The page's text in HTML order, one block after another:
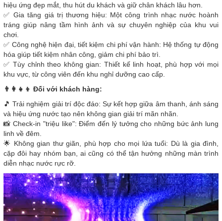
hiệu ứng đẹp mắt, thu hút du khách và giữ chân khách lâu hơn.
✅ Gia tăng giá trị thương hiệu: Một công trình nhạc nước hoành
tráng giúp nâng tầm hình ảnh và sự chuyên nghiệp của khu vui
chơi.
✅ Công nghệ hiện đại, tiết kiệm chi phí vận hành: Hệ thống tự động
hóa giúp tiết kiệm nhân công, giảm chi phí bảo trì.
✅ Tùy chỉnh theo không gian: Thiết kế linh hoạt, phù hợp với mọi
khu vực, từ công viên đến khu nghỉ dưỡng cao cấp.
👨‍👩‍👧‍👦 Đối với khách hàng:
🎵 Trải nghiệm giải trí độc đáo: Sự kết hợp giữa âm thanh, ánh sáng
và hiệu ứng nước tạo nên không gian giải trí mãn nhãn.
📸 Check-in "triệu like": Điểm đến lý tưởng cho những bức ảnh lung
linh về đêm.
🌟 Không gian thư giãn, phù hợp cho mọi lứa tuổi: Dù là gia đình,
cặp đôi hay nhóm bạn, ai cũng có thể tận hưởng những màn trình
diễn nhạc nước rực rỡ.